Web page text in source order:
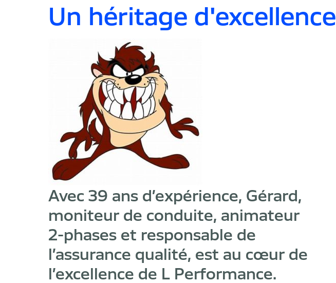
Un héritage d'excellence
Avec 39 ans d’expérience, Gérard,
moniteur de conduite, animateur
2-phases et responsable de
l’assurance qualité, est au cœur de
l’excellence de L Performance.